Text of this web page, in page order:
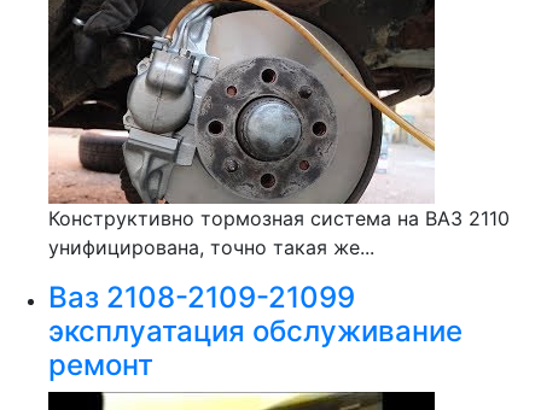
Конструктивно тормозная система на ВАЗ 2110
унифицирована, точно такая же...
Ваз 2108-2109-21099
эксплуатация обслуживание
ремонт